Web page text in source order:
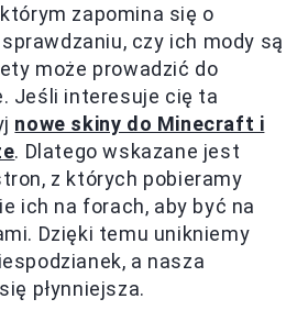
zapomina się o
czy ich mody są
może prowadzić do
Jeśli interesuje cię ta
nowe skiny do Minecraft i
. Dlatego wskazane jest
z których pobieramy
ich na forach, aby być na
Dzięki temu unikniemy
a nasza
płynniejsza.